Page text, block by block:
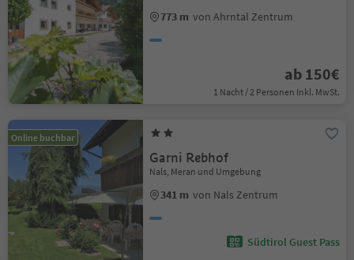
773 m von Ahrntal Zentrum
ab 150€
1 Nacht / 2 Personen Inkl. MwSt.
Online buchbar
Garni Rebhof
Nals, Meran und Umgebung
341 m von Nals Zentrum
Südtirol Guest Pass